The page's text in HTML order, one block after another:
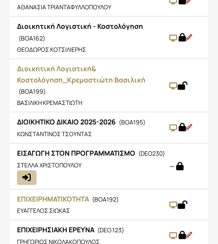
ΑΘΑΝΑΣΙΑ ΤΡΙΑΝΤΑΦΥΛΛΟΠΟΥΛΟΥ
Διοικητική Λογιστική - Κοστολόγηση
(BOA162)
ΘΕΟΔΩΡΟΣ ΚΟΤΣΙΛΙΕΡΗΣ
Διοικητική Λογιστική&
Κοστολόγηση_Κρεμαστιώτη Βασιλική
(BOA199)
ΒΑΣΙΛΙΚΗ ΚΡΕΜΑΣΤΙΩΤΗ
ΔΙΟΙΚΗΤΙΚΟ ΔΙΚΑΙΟ 2025-2026 (BOA195)
ΚΩΝΣΤΑΝΤΙΝΟΣ ΤΣΟΥΝΤΑΣ
ΕΙΣΑΓΩΓΗ ΣΤΟΝ ΠΡΟΓΡΑΜΜΑΤΙΣΜΟ (DEO230)
ΣΤΕΛΛΑ ΧΡΙΣΤΟΠΟΥΛΟΥ
—
ΕΠΙΧΕΙΡΗΜΑΤΙΚΟΤΗΤΑ (BOA192)
ΕΥΑΓΓΕΛΟΣ ΣΙΩΚΑΣ
ΕΠΙΧΕΙΡΗΣΙΑΚΗ ΕΡΕΥΝΑ (DEO 123)
ΓΡΗΓΟΡΙΟΣ ΝΙΚΟΛΑΚΟΠΟΥΛΟΣ